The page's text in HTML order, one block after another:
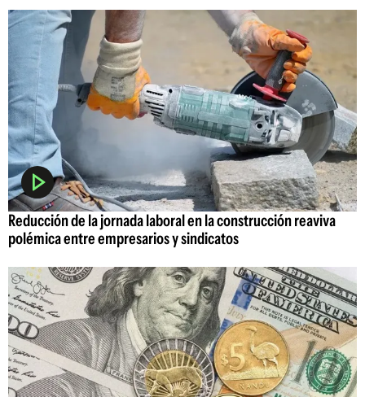
Reducción de la jornada laboral en la construcción reaviva
polémica entre empresarios y sindicatos